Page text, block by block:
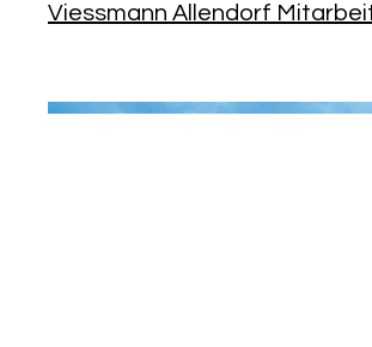
Viessmann Allendorf